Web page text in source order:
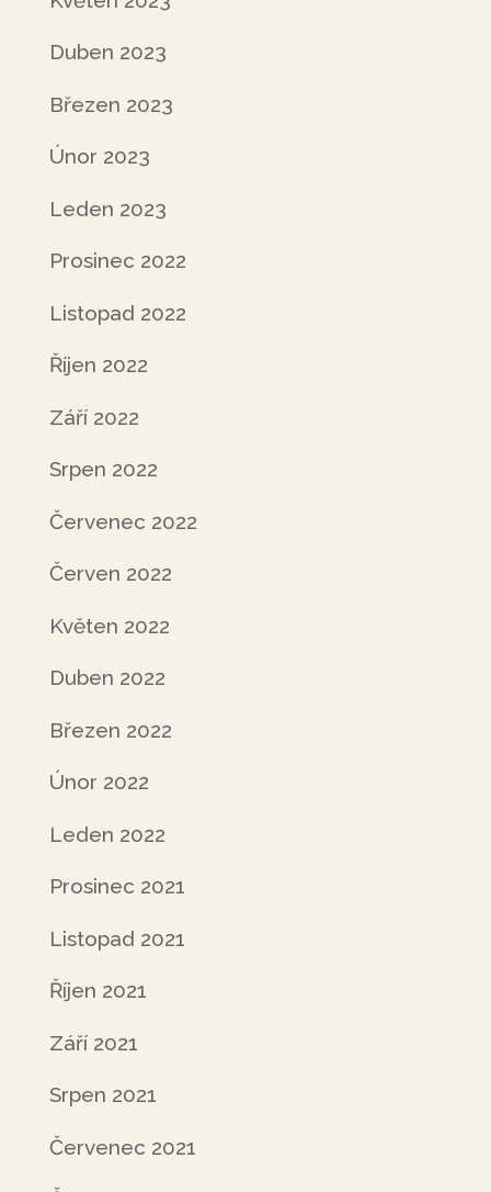
Duben 2023
Březen 2023
Únor 2023
Leden 2023
Prosinec 2022
Listopad 2022
Říjen 2022
Září 2022
Srpen 2022
Červenec 2022
Červen 2022
Květen 2022
Duben 2022
Březen 2022
Únor 2022
Leden 2022
Prosinec 2021
Listopad 2021
Říjen 2021
Září 2021
Srpen 2021
Červenec 2021